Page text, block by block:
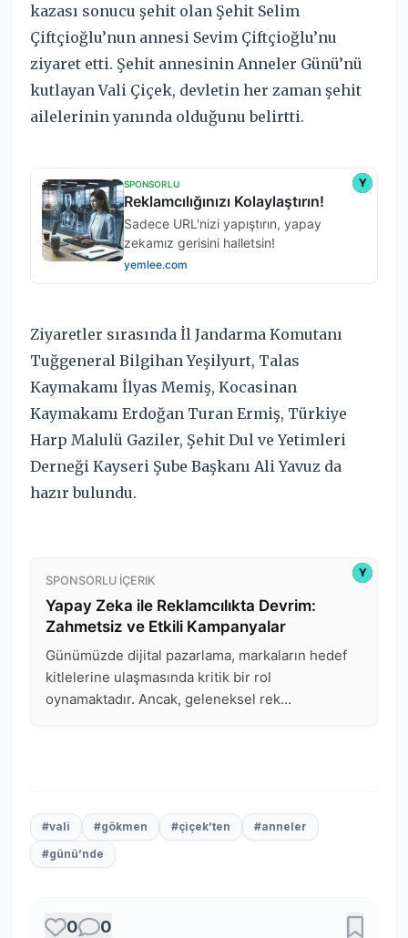
kazası sonucu şehit olan Şehit Selim
Çiftçioğlu’nun annesi Sevim Çiftçioğlu’nu
ziyaret etti. Şehit annesinin Anneler Günü’nü
kutlayan Vali Çiçek, devletin her zaman şehit
ailelerinin yanında olduğunu belirtti.
Ziyaretler sırasında İl Jandarma Komutanı
Tuğgeneral Bilgihan Yeşilyurt, Talas
Kaymakamı İlyas Memiş, Kocasinan
Kaymakamı Erdoğan Turan Ermiş, Türkiye
Harp Malulü Gaziler, Şehit Dul ve Yetimleri
Derneği Kayseri Şube Başkanı Ali Yavuz da
hazır bulundu.
#vali #gökmen #çiçek’ten
#anneler
#günü’nde
0 0